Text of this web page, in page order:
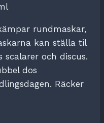
rundmaskar,
kan ställa til
och discus.
dos
Räcker